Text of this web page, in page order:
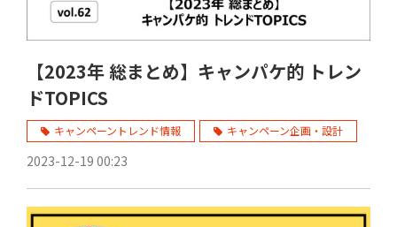
【2023年 総まとめ】キャンパケ的 トレン
ドTOPICS
キャンペーントレンド情報 キャンペーン企画・設計
2023-12-19 00:23